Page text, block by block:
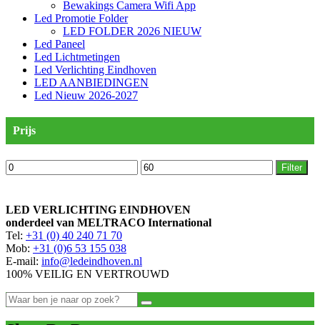
Bewakings Camera Wifi App
Led Promotie Folder
LED FOLDER 2026 NIEUW
Led Paneel
Led Lichtmetingen
Led Verlichting Eindhoven
LED AANBIEDINGEN
Led Nieuw 2026-2027
Prijs
Min.
prijs
Max.
prijs
Filter
LED VERLICHTING EINDHOVEN
onderdeel van MELTRACO International
Tel: +31 (0) 40 240 71 70
Mob: +31 (0)6 53 155 038
E-mail: info@ledeindhoven.nl
100% VEILIG EN VERTROUWD